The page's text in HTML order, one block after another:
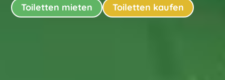
Toiletten mieten Toiletten kaufen